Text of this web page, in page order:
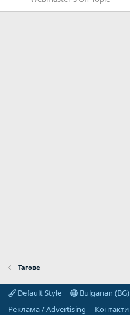
Тагове
Default Style
Bulgarian (BG)
Реклама / Advertising
Контакти